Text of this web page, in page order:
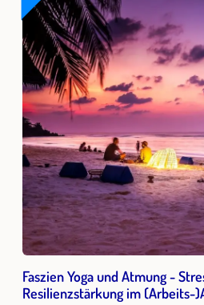
Faszien Yoga und Atmung -
Resilienzstärkung im (Arbeits-